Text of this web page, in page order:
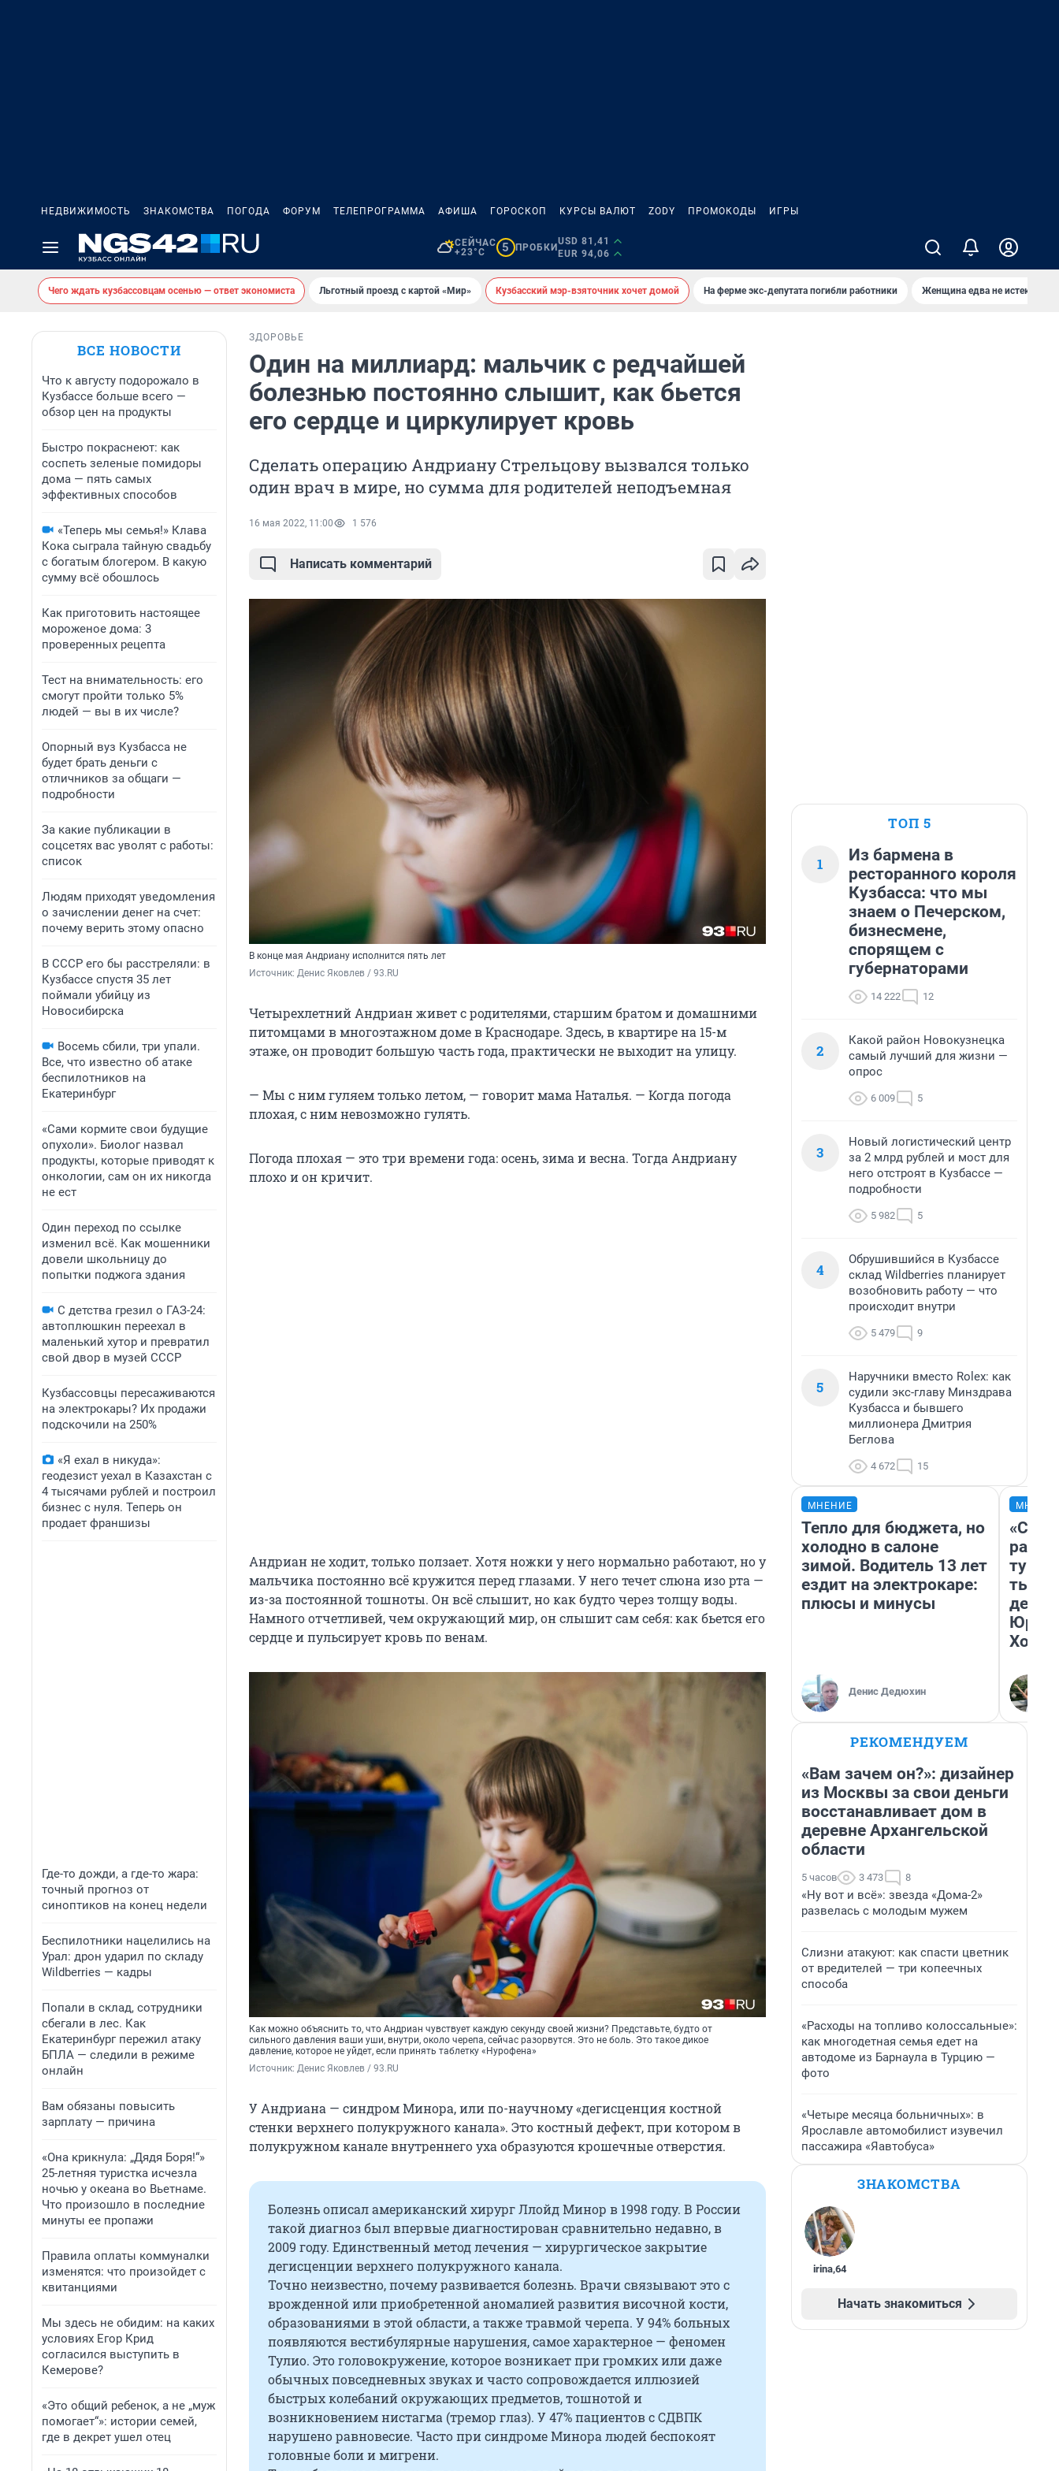
НЕДВИЖИМОСТЬ ЗНАКОМСТВА ПОГОДА ФОРУМ ТЕЛЕПРОГРАММА АФИША ГОРОСКОП КУРСЫ ВАЛЮТ ZODY ПРОМОКОДЫ ИГРЫ
СЕЙЧАС
+23°C
5 ПРОБКИ
USD 81,41
EUR 94,06
Чего ждать кузбассовцам осенью — ответ экономиста Льготный проезд с картой «Мир» Кузбасский мэр-взяточник хочет домой На ферме экс-депутата погибли работники Женщина едва не истекла
ВСЕ НОВОСТИ
Что к августу подорожало в
Кузбассе больше всего —
обзор цен на продукты
Быстро покраснеют: как
соспеть зеленые помидоры
дома — пять самых
эффективных способов
«Теперь мы семья!» Клава
Кока сыграла тайную свадьбу
с богатым блогером. В какую
сумму всё обошлось
Как приготовить настоящее
мороженое дома: 3
проверенных рецепта
Тест на внимательность: его
смогут пройти только 5%
людей — вы в их числе?
Опорный вуз Кузбасса не
будет брать деньги с
отличников за общаги —
подробности
За какие публикации в
соцсетях вас уволят с работы:
список
Людям приходят уведомления
о зачислении денег на счет:
почему верить этому опасно
В СССР его бы расстреляли: в
Кузбассе спустя 35 лет
поймали убийцу из
Новосибирска
Восемь сбили, три упали.
Все, что известно об атаке
беспилотников на
Екатеринбург
«Сами кормите свои будущие
опухоли». Биолог назвал
продукты, которые приводят к
онкологии, сам он их никогда
не ест
Один переход по ссылке
изменил всё. Как мошенники
довели школьницу до
попытки поджога здания
С детства грезил о ГАЗ-24:
автоплюшкин переехал в
маленький хутор и превратил
свой двор в музей СССР
Кузбассовцы пересаживаются
на электрокары? Их продажи
подскочили на 250%
«Я ехал в никуда»:
геодезист уехал в Казахстан с
4 тысячами рублей и построил
бизнес с нуля. Теперь он
продает франшизы
Где-то дожди, а где-то жара:
точный прогноз от
синоптиков на конец недели
Беспилотники нацелились на
Урал: дрон ударил по складу
Wildberries — кадры
Попали в склад, сотрудники
сбегали в лес. Как
Екатеринбург пережил атаку
БПЛА — следили в режиме
онлайн
Вам обязаны повысить
зарплату — причина
«Она крикнула: „Дядя Боря!“»
25-летняя туристка исчезла
ночью у океана во Вьетнаме.
Что произошло в последние
минуты ее пропажи
Правила оплаты коммуналки
изменятся: что произойдет с
квитанциями
Мы здесь не обидим: на каких
условиях Егор Крид
согласился выступить в
Кемерове?
«Это общий ребенок, а не „муж
помогает“»: истории семей,
где в декрет ушел отец
ЗДОРОВЬЕ
Один на миллиард: мальчик с редчайшей
болезнью постоянно слышит, как бьется
его сердце и циркулирует кровь
Сделать операцию Андриану Стрельцову вызвался только
один врач в мире, но сумма для родителей неподъемная
16 мая 2022, 11:00 1 576
Написать комментарий
В конце мая Андриану исполнится пять лет
Источник: Денис Яковлев / 93.RU
Четырехлетний Андриан живет с родителями, старшим братом и домашними
питомцами в многоэтажном доме в Краснодаре. Здесь, в квартире на 15-м
этаже, он проводит большую часть года, практически не выходит на улицу.
— Мы с ним гуляем только летом, — говорит мама Наталья. — Когда погода
плохая, с ним невозможно гулять.
Погода плохая — это три времени года: осень, зима и весна. Тогда Андриану
плохо и он кричит.
Андриан не ходит, только ползает. Хотя ножки у него нормально работают, но у
мальчика постоянно всё кружится перед глазами. У него течет слюна изо рта —
из-за постоянной тошноты. Он всё слышит, но как будто через толщу воды.
Намного отчетливей, чем окружающий мир, он слышит сам себя: как бьется его
сердце и пульсирует кровь по венам.
Как можно объяснить то, что Андриан чувствует каждую секунду своей жизни? Представьте, будто от
сильного давления ваши уши, внутри, около черепа, сейчас разорвутся. Это не боль. Это такое дикое
давление, которое не уйдет, если принять таблетку «Нурофена»
Источник: Денис Яковлев / 93.RU
У Андриана — синдром Минора, или по-научному «дегисценция костной
стенки верхнего полукружного канала». Это костный дефект, при котором в
полукружном канале внутреннего уха образуются крошечные отверстия.
Болезнь описал американский хирург Ллойд Минор в 1998 году. В России
такой диагноз был впервые диагностирован сравнительно недавно, в
2009 году. Единственный метод лечения — хирургическое закрытие
дегисценции верхнего полукружного канала.
Точно неизвестно, почему развивается болезнь. Врачи связывают это с
врожденной или приобретенной аномалией развития височной кости,
образованиями в этой области, а также травмой черепа. У 94% больных
появляются вестибулярные нарушения, самое характерное — феномен
Тулио. Это головокружение, которое возникает при громких или даже
обычных повседневных звуках и часто сопровождается иллюзией
быстрых колебаний окружающих предметов, тошнотой и
возникновением нистагма (тремор глаз). У 47% пациентов с СДВПК
нарушено равновесие. Часто при синдроме Минора людей беспокоят
головные боли и мигрени.
ТОП 5
1
Из бармена в
ресторанного короля
Кузбасса: что мы
знаем о Печерском,
бизнесмене,
спорящем с
губернаторами
14 222 12
2
Какой район Новокузнецка
самый лучший для жизни —
опрос
6 009 5
3
Новый логистический центр
за 2 млрд рублей и мост для
него отстроят в Кузбассе —
подробности
5 982 5
4
Обрушившийся в Кузбассе
склад Wildberries планирует
возобновить работу — что
происходит внутри
5 479 9
5
Наручники вместо Rolex: как
судили экс-главу Минздрава
Кузбасса и бывшего
миллионера Дмитрия
Беглова
4 672 15
МНЕНИЕ
Тепло для бюджета, но
холодно в салоне
зимой. Водитель 13 лет
ездит на электрокаре:
плюсы и минусы
Денис Дедюхин
день
РЕКОМЕНДУЕМ
«Вам зачем он?»: дизайнер
из Москвы за свои деньги
восстанавливает дом в
деревне Архангельской
области
5 часов 3 473 8
«Ну вот и всё»: звезда «Дома-2»
развелась с молодым мужем
Слизни атакуют: как спасти цветник
от вредителей — три копеечных
способа
«Расходы на топливо колоссальные»:
как многодетная семья едет на
автодоме из Барнаула в Турцию —
фото
«Четыре месяца больничных»: в
Ярославле автомобилист изувечил
пассажира «Яавтобуса»
ЗНАКОМСТВА
irina,64
Начать знакомиться